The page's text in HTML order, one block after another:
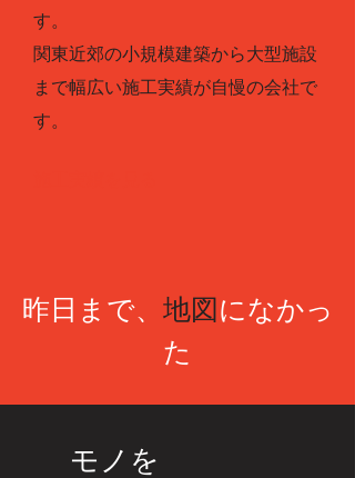
す。
関東近郊の小規模建築から大型施設
まで幅広い施工実績が自慢の会社で
す。
昨日まで、 地図 になかっ
た
​モノを